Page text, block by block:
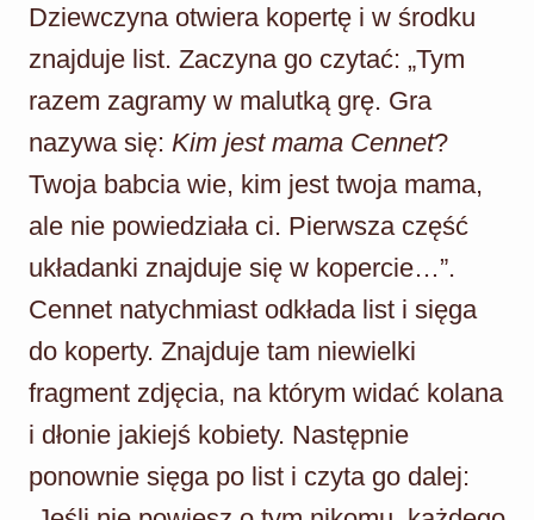
Dziewczyna otwiera kopertę i w środku
znajduje list. Zaczyna go czytać: „Tym
razem zagramy w malutką grę. Gra
nazywa się: Kim jest mama Cennet?
Twoja babcia wie, kim jest twoja mama,
ale nie powiedziała ci. Pierwsza część
układanki znajduje się w kopercie…”.
Cennet natychmiast odkłada list i sięga
do koperty. Znajduje tam niewielki
fragment zdjęcia, na którym widać kolana
i dłonie jakiejś kobiety. Następnie
ponownie sięga po list i czyta go dalej: